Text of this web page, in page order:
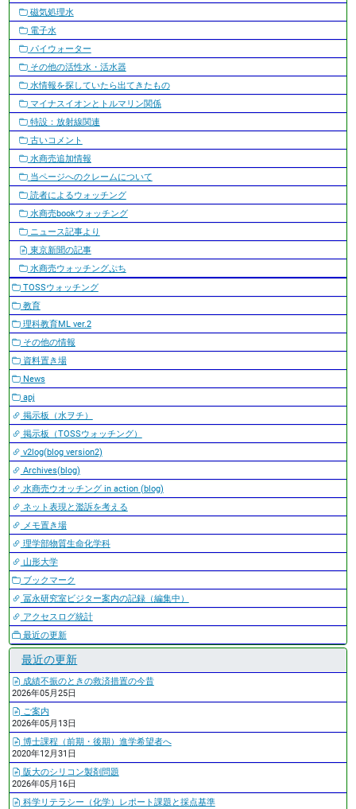
磁気処理水
電子水
パイウォーター
その他の活性水・活水器
水情報を探していたら出てきたもの
マイナスイオンとトルマリン関係
特設：放射線関連
古いコメント
水商売追加情報
当ページへのクレームについて
読者によるウォッチング
水商売bookウォッチング
ニュース記事より
東京新聞の記事
水商売ウォッチングぷち
TOSSウォッチング
教育
理科教育ML ver.2
その他の情報
資料置き場
News
apj
掲示板（水ヲチ）
掲示板（TOSSウォッチング）
v2log(blog version2)
Archives(blog)
水商売ウオッチング in action (blog)
ネット表現と濫訴を考える
メモ置き場
理学部物質生命化学科
山形大学
ブックマーク
冨永研究室ビジター案内の記録（編集中）
アクセスログ統計
最近の更新
最近の更新
成績不振のときの救済措置の今昔
2026年05月25日
ご案内
2026年05月13日
博士課程（前期・後期）進学希望者へ
2020年12月31日
阪大のシリコン製剤問題
2026年05月16日
科学リテラシー（化学）レポート課題と採点基準